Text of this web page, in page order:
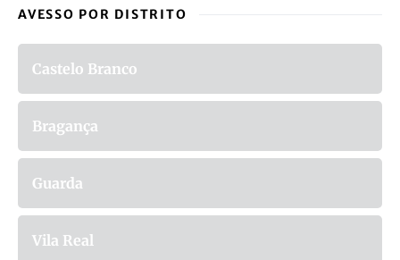
AVESSO POR DISTRITO
Castelo Branco
Bragança
Guarda
Vila Real